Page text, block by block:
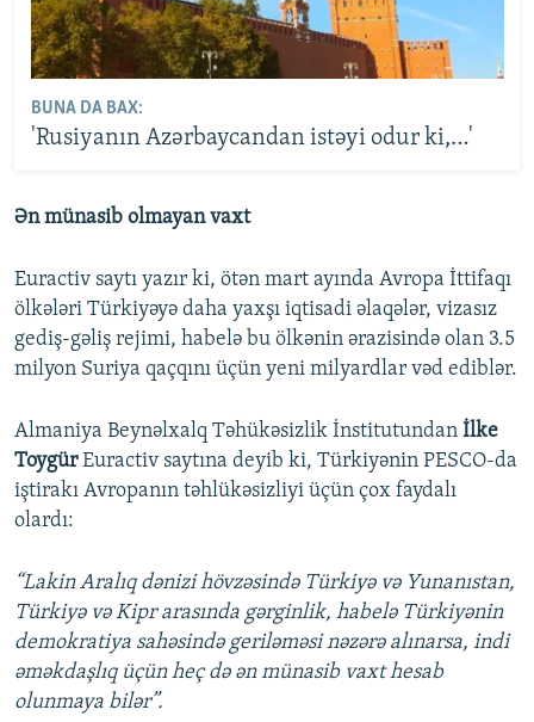
BUNA DA BAX:
'Rusiyanın Azərbaycandan istəyi odur ki,…'
Ən münasib olmayan vaxt
Euractiv saytı yazır ki, ötən mart ayında Avropa İttifaqı
ölkələri Türkiyəyə daha yaxşı iqtisadi əlaqələr, vizasız
gediş-gəliş rejimi, habelə bu ölkənin ərazisində olan 3.5
milyon Suriya qaçqını üçün yeni milyardlar vəd ediblər.
Almaniya Beynəlxalq Təhükəsizlik İnstitutundan İlke
ToygürEuractiv saytına deyib ki, Türkiyənin PESCO-da
iştirakı Avropanın təhlükəsizliyi üçün çox faydalı
olardı:
“Lakin Aralıq dənizi hövzəsində Türkiyə və Yunanıstan,
Türkiyə və Kipr arasında gərginlik, habelə Türkiyənin
demokratiya sahəsində geriləməsi nəzərə alınarsa, indi
əməkdaşlıq üçün heç də ən münasib vaxt hesab
olunmaya bilər”.